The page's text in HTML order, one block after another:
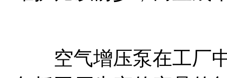
空气增压泵在工厂中